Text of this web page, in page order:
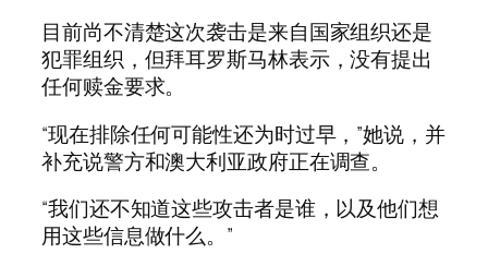
目前尚不清楚这次袭击是来自国家组织还是
犯罪组织，但拜耳罗斯马林表示，没有提出
任何赎金要求。
“现在排除任何可能性还为时过早，”她说，并
补充说警方和澳大利亚政府正在调查。
“我们还不知道这些攻击者是谁，以及他们想
用这些信息做什么。”